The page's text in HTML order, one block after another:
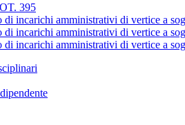
395
di incarichi amministrativi di vertice
incarichi amministrativi di vertice a
di incarichi amministrativi di vertice